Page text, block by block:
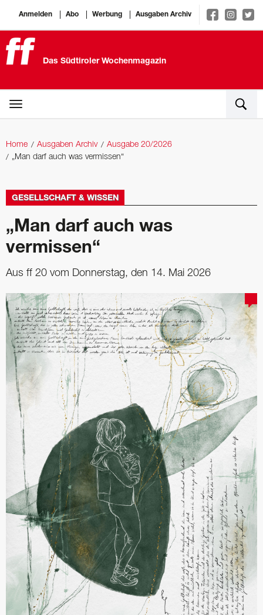
Anmelden Abo Werbung Ausgaben Archiv
Das Südtiroler Wochenmagazin
Home Ausgaben Archiv
Ausgabe 20/2026
„Man darf auch was vermissen“
GESELLSCHAFT & WISSEN
„Man darf auch was
vermissen“
Aus ff 20 vom Donnerstag, den 14. Mai 2026